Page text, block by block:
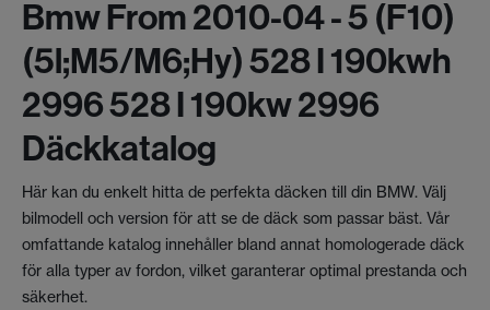
Bmw From 2010-04 - 5 (f10)
(5l;m5/m6;hy) 528 I 190kwh
2996 528 I 190kw 2996
Däckkatalog
Här kan du enkelt hitta de perfekta däcken till din BMW. Välj
bilmodell och version för att se de däck som passar bäst. Vår
omfattande katalog innehåller bland annat homologerade däck
för alla typer av fordon, vilket garanterar optimal prestanda och
säkerhet.